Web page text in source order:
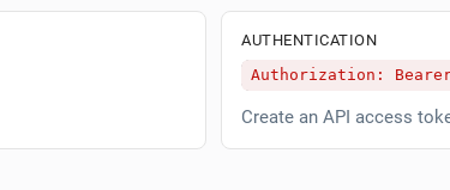
AUTHENTICATION
Authorization:
Create an API access